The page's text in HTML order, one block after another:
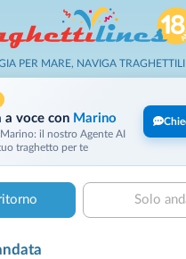
PER MARE, NAVIGA
a voce con Marino
il nostro Agente AI
traghetto per te
Solo